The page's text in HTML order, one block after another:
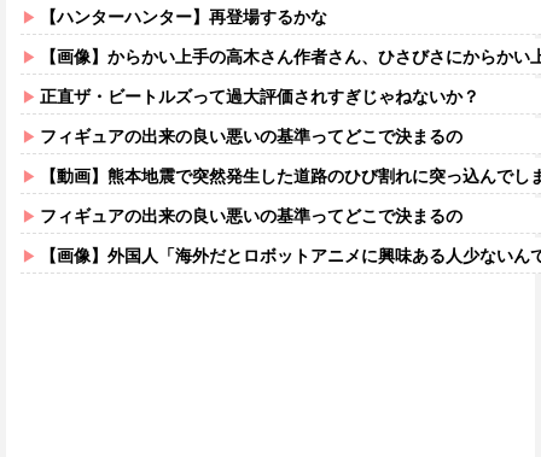
【ハンターハンター】再登場するかな
【画像】からかい上手の高木さん作者さん、ひさびさにからかい上手の高木
正直ザ・ビートルズって過大評価されすぎじゃねないか？
フィギュアの出来の良い悪いの基準ってどこで決まるの
【動画】熊本地震で突然発生した道路のひび割れに突っ込んでし
フィギュアの出来の良い悪いの基準ってどこで決まるの
【画像】外国人「海外だとロボットアニメに興味ある人少ないん